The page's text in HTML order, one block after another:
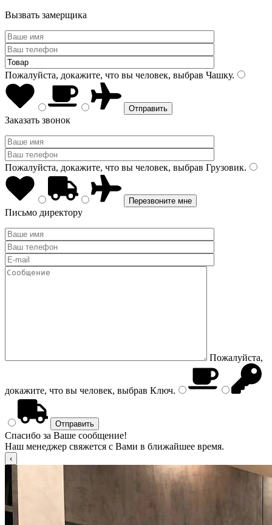
Вызвать замерщика
Пожалуйста, докажите, что вы человек, выбрав Чашку.
Заказать звонок
Пожалуйста, докажите, что вы человек, выбрав Грузовик.
Письмо директору
Пожалуйста,
докажите, что вы человек, выбрав Ключ.
Спасибо за Ваше сообщение!
Наш менеджер свяжется с Вами в ближайшее время.